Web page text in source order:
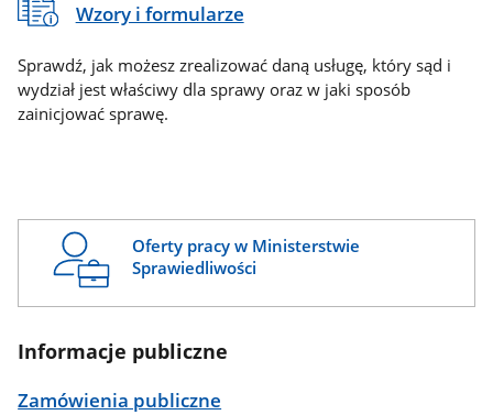
Wzory i formularze
Sprawdź, jak możesz zrealizować daną usługę, który sąd i
wydział jest właściwy dla sprawy oraz w jaki sposób
zainicjować sprawę.
Oferty pracy w Ministerstwie
Sprawiedliwości
Informacje publiczne
Zamówienia publiczne